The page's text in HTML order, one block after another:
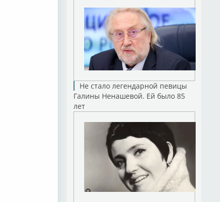
Не стало легендарной певицы
Галины Ненашевой. Ей было 85
лет